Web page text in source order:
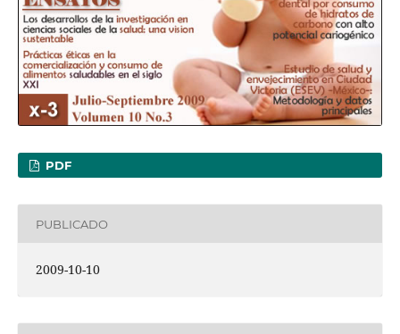
PDF
PUBLICADO
2009-10-10